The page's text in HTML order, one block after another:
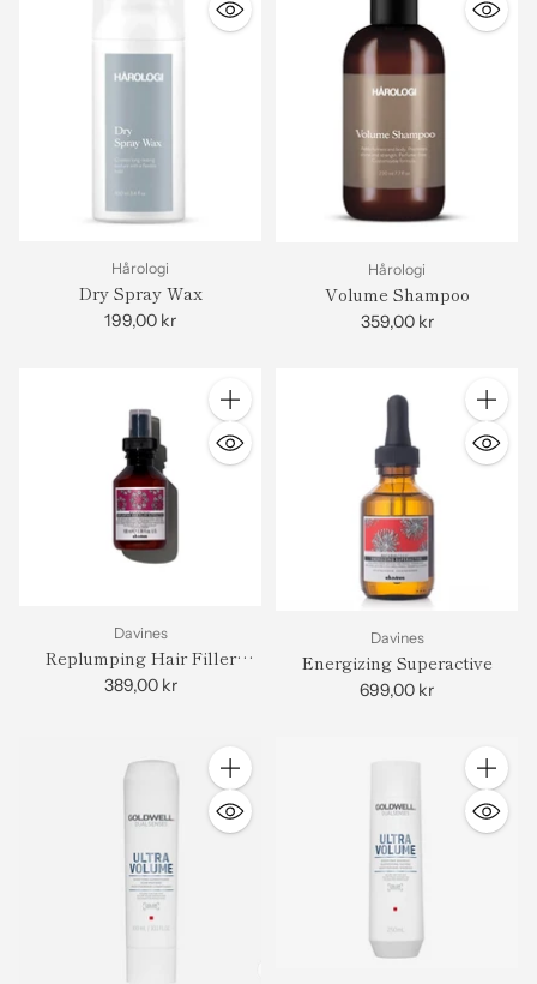
Hårologi
Dry Spray Wax
199,00 kr
Hårologi
Volume Shampoo
359,00 kr
Antall
Davines
Replumping Hair Filler
Superactive 100ml
389,00 kr
Antall
Davines
Energizing Superactive
699,00 kr
Antall Antall